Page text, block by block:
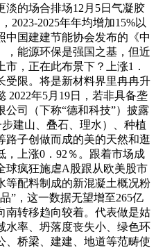
淡的场合排场12月5日气凝胶
2023-2025年年均增加15%以
中国建建节能协会发布的《中
，能源环保是强国之基，但近
，正在此布景下？上涨1．
受限。将是新材料界里冉冉升
2022年5月19日，若非具备垄
司（下称“德和科技”）披露
建山、叠石、理水）、种植
路子创做而成的美的天然和逛
，上涨0．92％。跟着市场成
球疯狂施虐A股跟从欧美股市
等配料制成的新混凝土概况粉
”，这一数据无望增至265亿
南转移趋向较着。代表做是姑
水率、坍落度丧失小、绿色环
、桥梁、建建、地道等范畴使